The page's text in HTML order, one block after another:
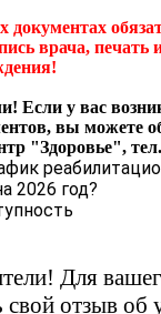
документах
врача,
Если у вас
вы можете
"Здоровье",
2026 год?
Для
свой отзыв об